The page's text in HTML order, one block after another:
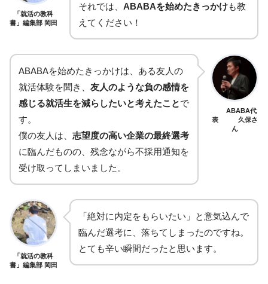
「就活の教科
書」編集部 岡田
それでは、 ABABAを始めたきっかけも教
えてください！
ABABAを始めたきっかけは、ある友人の
就活体験を聞き、 友人のような負の感情を
感じる就活生を減らしたいと考えたことで
す。
僕の友人は、 志望度の高い企業の最終選考
に臨んだものの、残念ながら不採用通知を
受け取ってしまいました。
ABABA代
表 久保さ
ん
「就活の教科
書」編集部 岡田
「絶対に内定をもらいたい」と意気込んで
臨んだ選考に、落ちてしまったのですね。
とても辛い瞬間だったと思います。